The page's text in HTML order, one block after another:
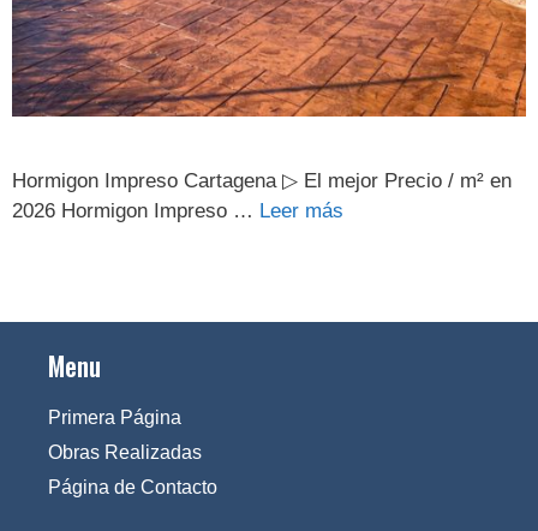
Hormigon Impreso Cartagena ▷ El mejor Precio / m² en
2026 Hormigon Impreso … Leer más
Menu
Primera Página
Obras Realizadas
Página de Contacto